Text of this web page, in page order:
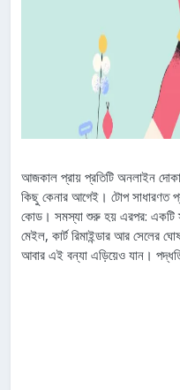
আজকাল প্রায় প্রতিটি অনলাইন
কিছু কেনার আগেই। টোপ সাধারণত
কোড। সমস্যা শুরু হয় এরপর: একটি
মেইল, কার্ট রিমাইন্ডার আর সেলের
আবার এই বন্যা এড়িয়েও যান।